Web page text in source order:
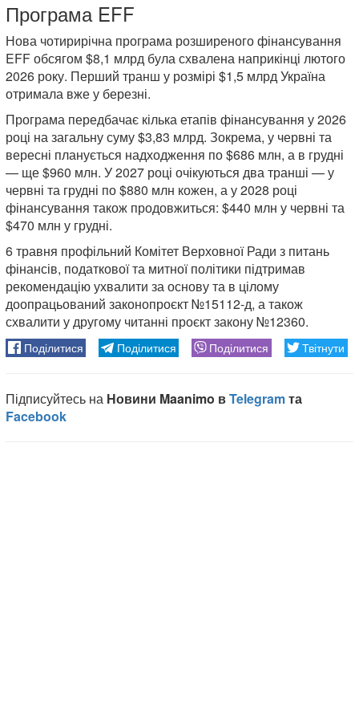
Програма EFF
Нова чотирирічна програма розширеного фінансування
EFF обсягом $8,1 млрд була схвалена наприкінці лютого
2026 року. Перший транш у розмірі $1,5 млрд Україна
отримала вже у березні.
Програма передбачає кілька етапів фінансування у 2026
році на загальну суму $3,83 млрд. Зокрема, у червні та
вересні планується надходження по $686 млн, а в грудні
— ще $960 млн. У 2027 році очікуються два транші — у
червні та грудні по $880 млн кожен, а у 2028 році
фінансування також продовжиться: $440 млн у червні та
$470 млн у грудні.
6 травня профільний Комітет Верховної Ради з питань
фінансів, податкової та митної політики підтримав
рекомендацію ухвалити за основу та в цілому
доопрацьований законопроєкт №15112-д, а також
схвалити у другому читанні проєкт закону №12360.